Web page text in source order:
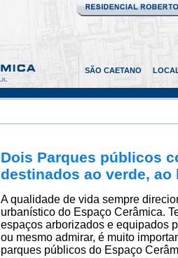
SÃO CAETANO
Dois Parques públicos
destinados ao verde, ao
A qualidade de vida sempre
urbanístico do Espaço Cerâmica.
espaços arborizados e equipados
ou mesmo admirar, é muito
parques públicos do Espaço